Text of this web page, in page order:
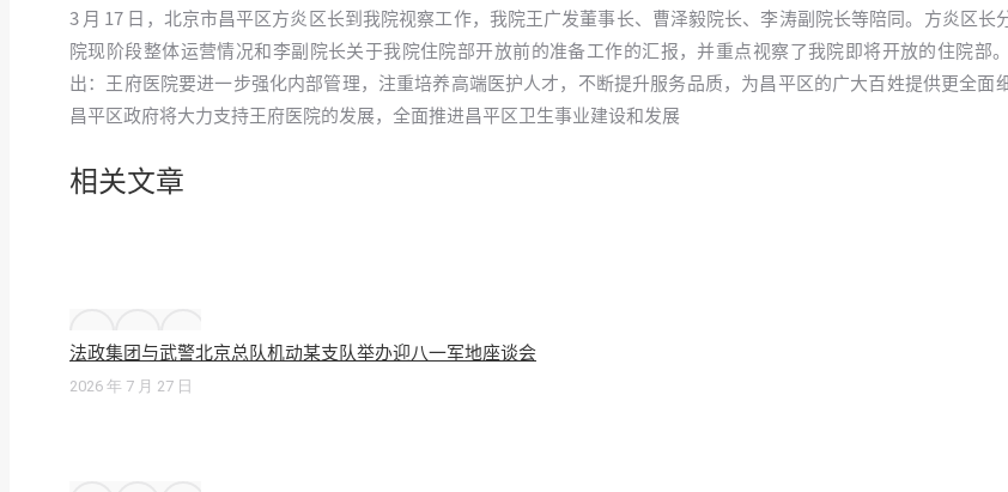
3 月 17 日，北京市昌平区方炎区长到我院视察工作，我院王广发董事长、曹泽毅院长、李涛副院长等陪同。方炎区长
院现阶段整体运营情况和李副院长关于我院住院部开放前的准备工作的汇报，并重点视察了我院即将开放的住院部
出：王府医院要进一步强化内部管理，注重培养高端医护人才，不断提升服务品质，为昌平区的广大百姓提供更全面
昌平区政府将大力支持王府医院的发展，全面推进昌平区卫生事业建设和发展
相关文章
法政集团与武警北京总队机动某支队举办迎八一军地座谈会
2026 年 7 月 27 日